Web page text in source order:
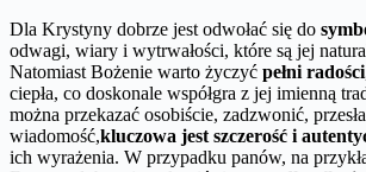
Dla Krystyny dobrze jest odwołać się do
odwagi, wiary i wytrwałości, które są jej
Natomiast Bożenie warto życzyć pełni radości
ciepła, co doskonale współgra z jej imienną
można przekazać osobiście, zadzwonić,
wiadomość,kluczowa jest szczerość i
ich wyrażenia. W przypadku panów, na